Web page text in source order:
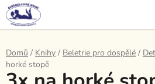
Přejít
na
obsah
Domů / Knihy / Beletrie pro dospělé /
horké stopě